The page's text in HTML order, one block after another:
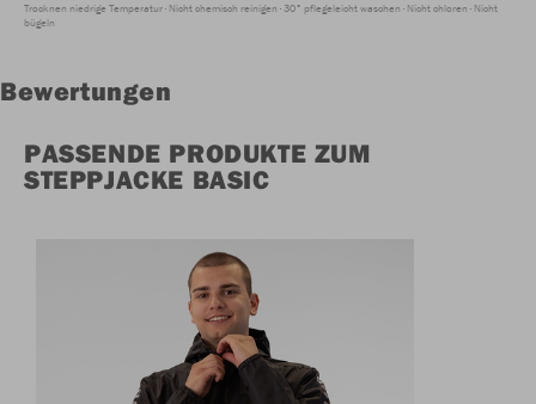
Trocknen niedrige Temperatur Nicht chemisch reinigen 30° pflegeleicht waschen Nicht chloren Nicht
bügeln
Bewertungen
PASSENDE PRODUKTE ZUM
STEPPJACKE BASIC